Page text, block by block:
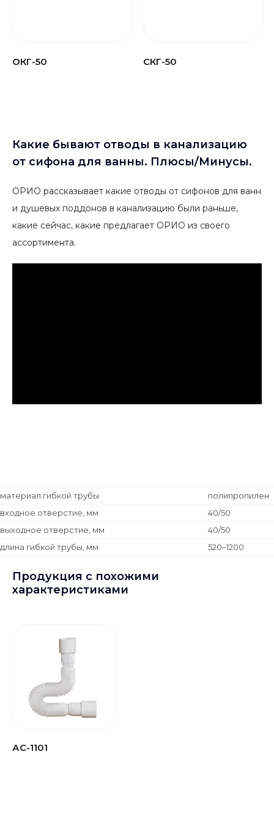
ОКГ-50 СКГ-50
Какие бывают отводы в канализацию
от сифона для ванны. Плюсы/Минусы.
ОРИО рассказывает какие отводы от сифонов для ванн
и душевых поддонов в канализацию были раньше,
какие сейчас, какие предлагает ОРИО из своего
ассортимента.
материал гибкой трубы
полипропилен
входное отверстие, мм
40/50
выходное отверстие, мм
40/50
длина гибкой трубы, мм
520–1200
Продукция с похожими
характеристиками
АC-1101